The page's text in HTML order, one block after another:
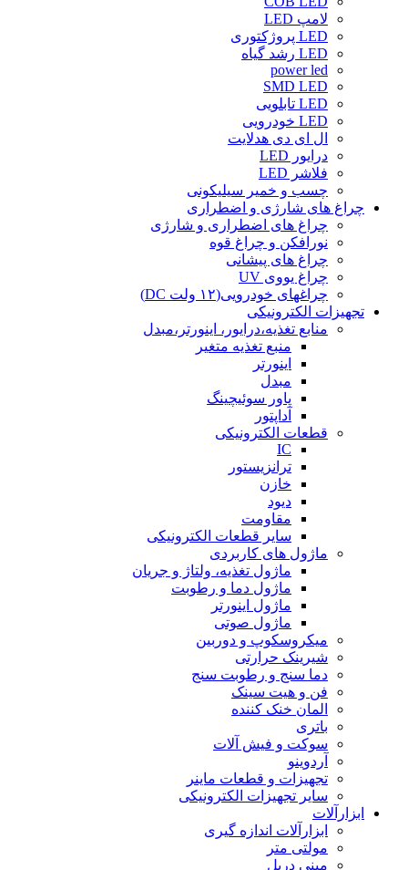
لامپ LED
LED پروژکتوری
LED رشد گیاه
power led
SMD LED
LED تابلویی
LED خودرویی
ال ای دی هدلایت
درایور LED
فلاشر LED
چسب و خمیر سیلیکونی
چراغ های شارژی و اضطراری
چراغ های اضطراری و شارژی
نورافکن و چراغ قوه
چراغ های پیشانی
چراغ یووی UV
چراغهای خودرویی(۱۲ ولت DC)
تجهیزات الکترونیکی
منابع تغذیه،درایور، اینورتر،مبدل
منبع تغذیه متغیر
اینورتر
مبدل
پاور سوئیچینگ
آداپتور
قطعات الکترونیکی
IC
ترانزیستور
خازن
دیود
مقاومت
سایر قطعات الکترونیکی
ماژول های کاربردی
ماژول تغذیه، ولتاژ و جریان
ماژول دما و رطوبت
ماژول اینورتر
ماژول صوتی
میکروسکوپ و دوربین
شیرینک حرارتی
دما سنج و رطوبت سنج
فن و هیت سینک
المان خنک کننده
باتری
سوکت و فیش آلات
آردوینو
تجهیزات و قطعات ماینر
سایر تجهیزات الکترونیکی
ابزارآلات
ابزارآلات اندازه گیری
مولتی متر
مینی دریل